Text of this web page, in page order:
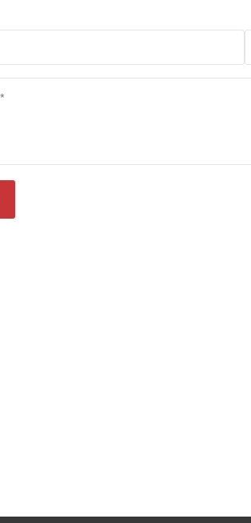
có cấu trúc 4 lớp chính:
Lớp oxit nhôm siêu bền, chống trầy